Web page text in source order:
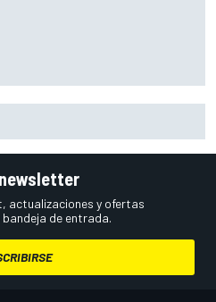
actualizaciones y ofertas
de entrada.